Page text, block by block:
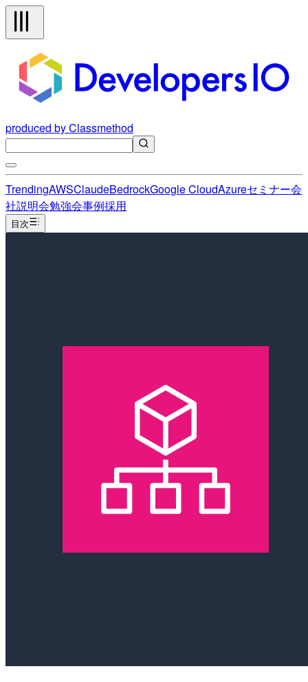
produced by Classmethod
TrendingAWSClaudeBedrockGoogle CloudAzureセミナー会
社説明会勉強会事例採用
目次